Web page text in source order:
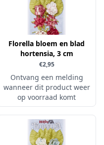
Florella bloem en blad
hortensia, 3 cm
€2,95
Ontvang een melding
wanneer dit product weer
op voorraad komt